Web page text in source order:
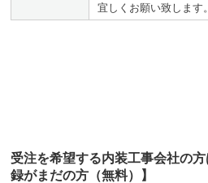
宜しくお願い致します。
受注を希望する内装工事会社の
録がまだの方（無料）】